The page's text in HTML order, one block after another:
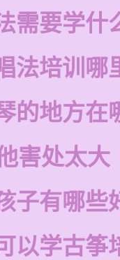
需要学什
法培训哪
的地方在
害处太大
子有哪些
以学古筝